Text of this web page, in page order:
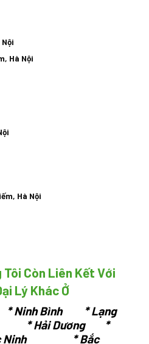
Hà Nội
Hà Nội
Tôi Còn Liên Kết Với
Lý Khác Ở
Bình * Lạng
* Hải Dương *
Ninh * Bắc